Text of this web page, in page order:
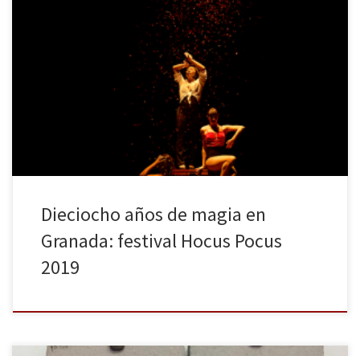
El festival Hocus Pocus Granhada ha cumplido en el año 2019 la
mayoría de edad. Siempre fue grande, pero ahora lo es un poco
más. La mezcla entre lo real e irreal, la magia y el ilusionismo la
han realizado en esta 18.ª edición magos traídos de varios países
Dieciocho años de magia en
Granada: festival Hocus Pocus
2019